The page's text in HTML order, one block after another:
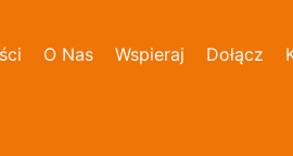
O Nas Wspieraj Dołącz